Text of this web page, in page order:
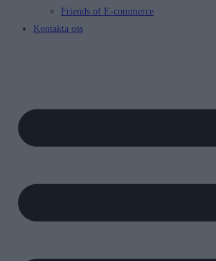
Friends of E-commerce
Kontakta oss